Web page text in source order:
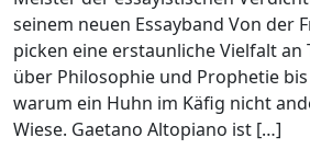
seinem neuen Essayband Von der
picken eine erstaunliche Vielfalt an
über Philosophie und Prophetie
warum ein Huhn im Käfig nicht
Wiese. Gaetano Altopiano ist […]